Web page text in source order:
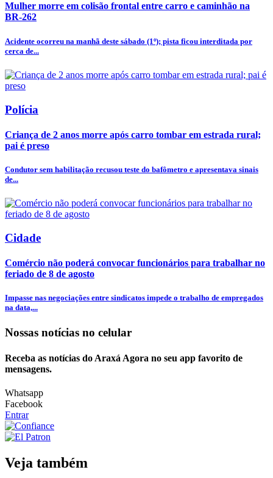
Mulher morre em colisão frontal entre carro e caminhão na
BR-262
Acidente ocorreu na manhã deste sábado (1º); pista ficou interditada por
cerca de...
Polícia
Criança de 2 anos morre após carro tombar em estrada rural;
pai é preso
Condutor sem habilitação recusou teste do bafômetro e apresentava sinais
de...
Cidade
Comércio não poderá convocar funcionários para trabalhar no
feriado de 8 de agosto
Impasse nas negociações entre sindicatos impede o trabalho de empregados
na data,...
Nossas notícias no celular
Receba as notícias do Araxá Agora no seu app favorito de
mensagens.
Whatsapp
Facebook
Entrar
Veja também